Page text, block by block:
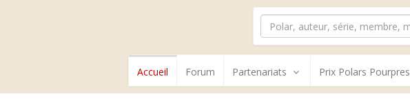
Accueil Forum Partenariats Prix Polars Pourpres